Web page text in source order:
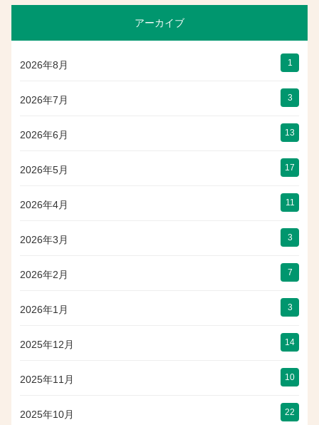
アーカイブ
2026年8月 1
2026年7月 3
2026年6月 13
2026年5月 17
2026年4月 11
2026年3月 3
2026年2月 7
2026年1月 3
2025年12月 14
2025年11月 10
2025年10月 22